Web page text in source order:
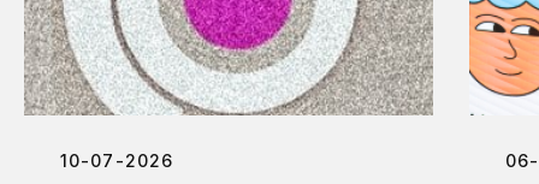
10-07-2026